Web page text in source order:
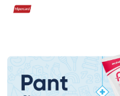
Hipercard